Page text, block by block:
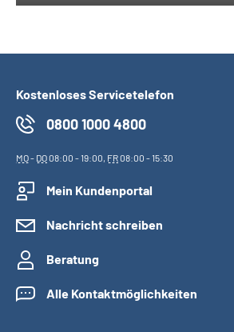
Kostenloses Servicetelefon
0800 1000 4800
MO- DO08:00 - 19:00, FR08:00 - 15:30
Mein Kundenportal
Nachricht schreiben
Beratung
Alle Kontaktmöglichkeiten